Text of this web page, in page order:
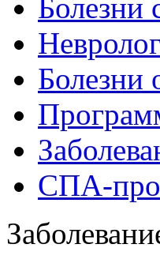
Болезни
Болезни
СПА-